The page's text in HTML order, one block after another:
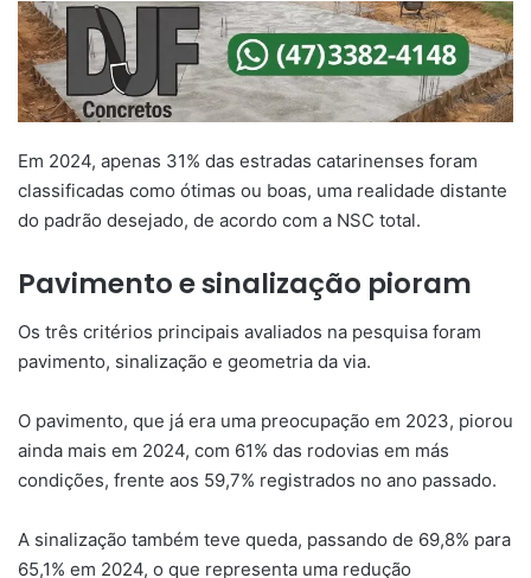
Em 2024, apenas 31% das estradas catarinenses foram
classificadas como ótimas ou boas, uma realidade distante
do padrão desejado, de acordo com a NSC total.
Pavimento e sinalização pioram
Os três critérios principais avaliados na pesquisa foram
pavimento, sinalização e geometria da via.
O pavimento, que já era uma preocupação em 2023, piorou
ainda mais em 2024, com 61% das rodovias em más
condições, frente aos 59,7% registrados no ano passado.
A sinalização também teve queda, passando de 69,8% para
65,1% em 2024, o que representa uma redução